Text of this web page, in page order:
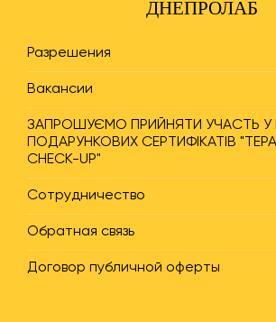
ДНЕПРОЛАБ
Разрешения
Вакансии
ЗАПРОШУЄМО ПРИЙНЯТИ УЧАСТЬ У
ПОДАРУНКОВИХ СЕРТИФІКАТІВ
CHECK-UP"
Сотрудничество
Обратная связь
Договор публичной оферты